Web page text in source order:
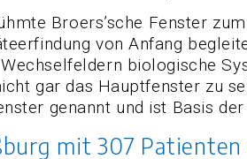
Broers’sche Fenster
von Anfang
biologische
gar das Hauptfenster zu
genannt und ist Basis
mit 307